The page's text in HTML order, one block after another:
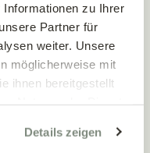
zu Ihrer
Partner für
weiter. Unsere
möglicherweise mit
ihnen bereitgestellt
Details zeigen